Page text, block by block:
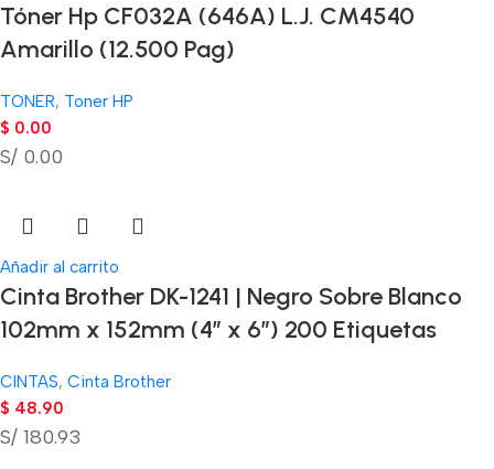
Tóner Hp CF032A (646A) L.J. CM4540
Amarillo (12.500 Pag)
TONER, Toner HP
$ 0.00
S/ 0.00
Añadir al carrito
Cinta Brother DK-1241 | Negro Sobre Blanco
102mm x 152mm (4″ x 6″) 200 Etiquetas
CINTAS, Cinta Brother
$ 48.90
S/ 180.93